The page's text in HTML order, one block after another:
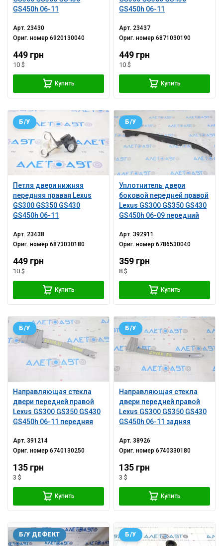
GS450h 06-11
Арт. 23430
Ориг. номер6920130040
449 грн
10 $
Купить
GS450h 06-11
Арт. 23437
Ориг. номер6871030190
449 грн
10 $
Купить
Петля двери нижняя
передняя правая Lexus
GS300 GS350 GS430
GS450h 06-11
Б/У
Арт. 23438
Ориг. номер6873030180
449 грн
10 $
Купить
Уплотнитель двери
боковой передней правой
Lexus GS300 GS350 GS430
GS450h 06-09 передний
Б/У
Арт.392911
Ориг. номер6786530040
359 грн
8 $
Купить
Направляющая стекла
двери передней правой
Lexus GS300 GS350 GS430
GS450h 06-11 передняя
Б/У
Арт.391214
Ориг. номер6740130250
135 грн
3 $
Купить
Направляющая стекла
двери передней правой
Lexus GS300 GS350 GS430
GS450h 06-11 задняя
Б/У
Арт.38926
Ориг. номер6740330180
135 грн
3 $
Купить
Б/У ДЕФЕКТ Б/У